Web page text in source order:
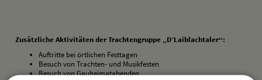
Zusätzliche Aktivitäten der Trachtengruppe „D’Laiblachtaler“:
Auftritte bei örtlichen Festtagen
Besuch von Trachten- und Musikfesten
Besuch von Gauheimatabenden